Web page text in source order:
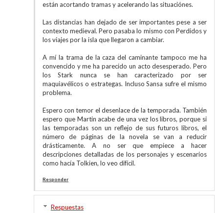
están acortando tramas y acelerando las situaciónes.
Las distancias han dejado de ser importantes pese a ser
contexto medieval. Pero pasaba lo mismo con Perdidos y
los viajes por la isla que llegaron a cambiar.
A mí la trama de la caza del caminante tampoco me ha
convencido y me ha parecido un acto desesperado. Pero
los Stark nunca se han caracterizado por ser
maquiavélicos o estrategas. Incluso Sansa sufre el mismo
problema.
Espero con temor el desenlace de la temporada. También
espero que Martin acabe de una vez los libros, porque si
las temporadas son un reflejo de sus futuros libros, el
número de páginas de la novela se van a reducir
drásticamente. A no ser que empiece a hacer
descripciones detalladas de los personajes y escenarios
como hacía Tolkien, lo veo difícil.
Responder
Respuestas